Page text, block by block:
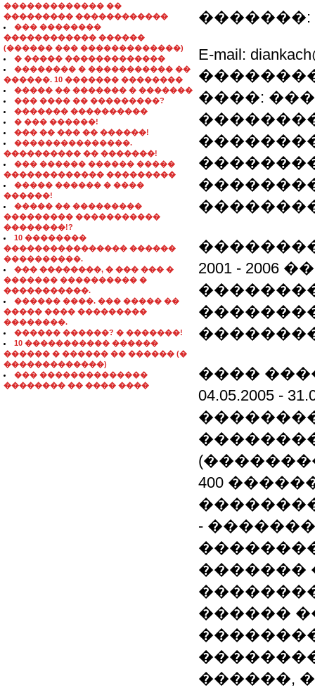
������������� ��
��������� ������������
��� ��������
������������ ������
(������ ��� �������������)
� ����� �������������
�������� � ����������� ��
������. 10 ������� ��������
����� �� ������� � �������
��� ���� �� ���������?
������� ����������
� ��� ������!
��� �� ��� �� ������!
���������������.
���������� �� �������!
��� ������ ������ �����
������������� ���������
����� ������ � ����
������!
����� �� ���������
��������� �����������
��������!?
10 ��������
���������������� ������
����������.
��� ��������, � ��� ��� �
������� ���������� �
�����������.
������ ����. ��� ����� ��
����� ���� ���������
��������.
������ ������? � �������!
10 ����������� ������
������ � ������ �� ������ (�
�������������)
��� ��������������
�������� �� ���� ����
�������: 8-
E-mail:
����:
2001 -
����
04.05.2005
400
-
�������
������
������,